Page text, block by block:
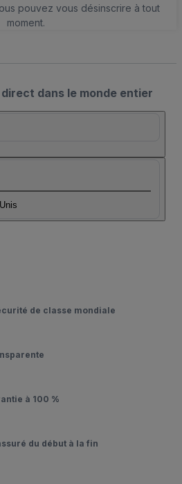
pouvez vous désinscrire à tout
moment.
dans le monde entier
de classe mondiale
à 100 %
du début à la fin